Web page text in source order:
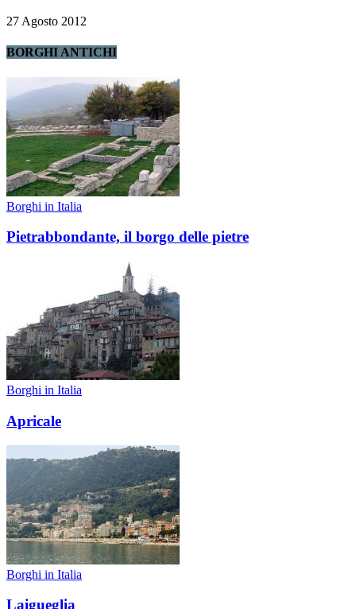
27 Agosto 2012
BORGHI ANTICHI
Borghi in Italia
Pietrabbondante, il borgo delle pietre
Borghi in Italia
Apricale
Borghi in Italia
Laigueglia